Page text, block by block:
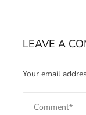
LEAVE A
Your email